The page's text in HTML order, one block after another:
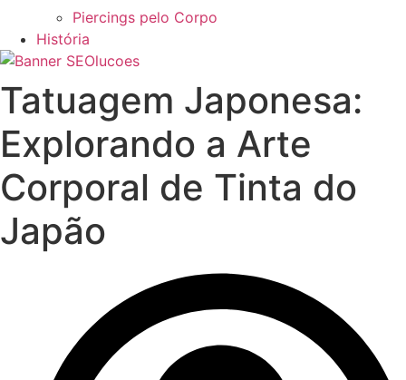
Piercings pelo Corpo
História
Tatuagem Japonesa:
Explorando a Arte
Corporal de Tinta do
Japão